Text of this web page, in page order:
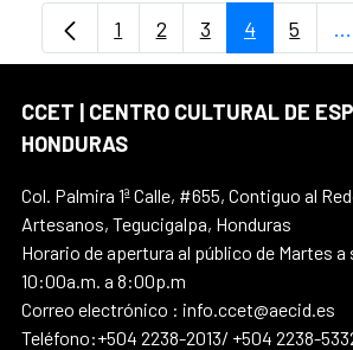
Página
1 Página
2 Página
3 Página
4 Página
5 ...
CCET | CENTRO CULTURAL DE
HONDURAS
Col. Palmira 1ª Calle, #655, Contiguo al
Artesanos, Tegucigalpa, Honduras
Horario de apertura al público de Martes a
10:00a.m. a 8:00p.m
Correo electrónico : info.ccet@aecid.es
Teléfono:+504 2238-2013/ +504 2238-